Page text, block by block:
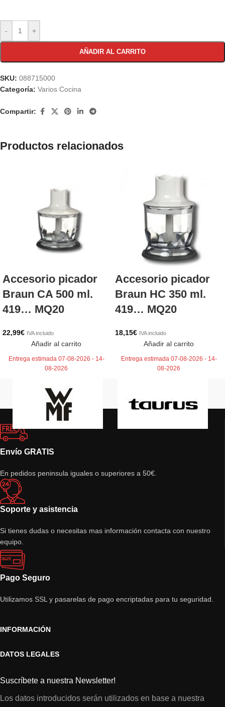
- +
AÑADIR AL CARRITO
SKU: 088715000
Categoría: Varios Cocina
Compartir:
Productos relacionados
Accesorio picador
Braun CA 500 ml.
419… MQ20
22,99€ IVA incluido
Añadir al carrito
Entrega estimada 07-08-2026 - 14-
08-2026
Accesorio picador
Braun HC 350 ml.
419… MQ20
18,15€ IVA incluido
Añadir al carrito
Entrega estimada 07-08-2026 - 14-
08-2026
Envío GRATIS
En pedidos peninsula iguales o superiores a 50€.
Soporte y asistencia
Si tienes dudas o necesitas mas información contacta con nuestro
equipo.
Pago Seguro
Utilizamos SSL y pasarelas de pago encriptadas para tu seguridad.
INFORMACIÓN
DATOS LEGALES
Suscríbete a nuestra Newsletter!
Los datos introducidos serán utilizados en base a nuestra